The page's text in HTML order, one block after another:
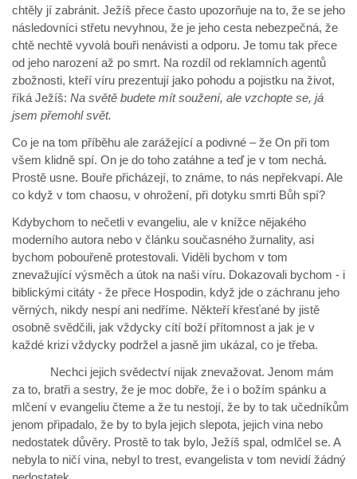
chtěly jí zabránit. Ježíš přece často upozorňuje na to, že se jeho
následovníci střetu nevyhnou, že je jeho cesta nebezpečná, že
chtě nechtě vyvolá bouři nenávisti a odporu. Je tomu tak přece
od jeho narození až po smrt. Na rozdíl od reklamních agentů
zbožnosti, kteří víru prezentují jako pohodu a pojistku na život,
říká Ježíš: Na světě budete mít soužení, ale vzchopte se, já
jsem přemohl svět.
Co je na tom příběhu ale zarážející a podivné – že On při tom
všem klidně spí. On je do toho zatáhne a teď je v tom nechá.
Prostě usne. Bouře přicházejí, to známe, to nás nepřekvapí. Ale
co když v tom chaosu, v ohrožení, při dotyku smrti Bůh spí?
Kdybychom to nečetli v evangeliu, ale v knížce nějakého
moderního autora nebo v článku současného žurnality, asi
bychom pobouřeně protestovali. Viděli bychom v tom
znevažující výsměch a útok na naši víru. Dokazovali bychom - i
biblickými citáty - že přece Hospodin, když jde o záchranu jeho
věrných, nikdy nespí ani nedříme. Někteří křesťané by jistě
osobně svědčili, jak vždycky cítí boží přítomnost a jak je v
každé krizi vždycky podržel a jasně jim ukázal, co je třeba.
Nechci jejich svědectví nijak znevažovat. Jenom mám
za to, bratři a sestry, že je moc dobře, že i o božím spánku a
mlčení v evangeliu čteme a že tu nestojí, že by to tak učedníkům
jenom připadalo, že by to byla jejich slepota, jejich vina nebo
nedostatek důvěry. Prostě to tak bylo, Ježíš spal, odmlčel se. A
nebyla to ničí vina, nebyl to trest, evangelista v tom nevidí žádný